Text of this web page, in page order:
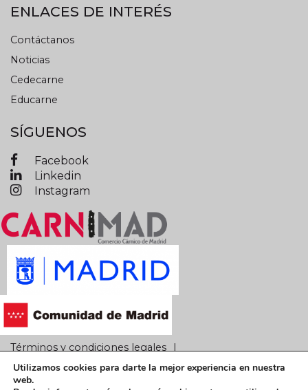
ENLACES DE INTERÉS
Contáctanos
Noticias
Cedecarne
Educarne
SÍGUENOS
Facebook
Linkedin
Instagram
Términos y condiciones legales
Política de privacidad Política de cookies
Utilizamos cookies para darte la mejor experiencia en nuestra
web.